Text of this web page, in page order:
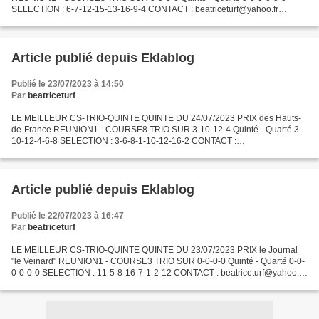
SELECTION : 6-7-12-15-13-16-9-4 CONTACT : beatriceturf@yahoo.fr
whatsapp...
Article publié depuis Eklablog
Publié le 23/07/2023 à 14:50
Par beatriceturf
LE MEILLEUR CS-TRIO-QUINTE QUINTE DU 24/07/2023 PRIX des Hauts-
de-France REUNION1 - COURSE8 TRIO SUR 3-10-12-4 Quinté - Quarté 3-
10-12-4-6-8 SELECTION : 3-6-8-1-10-12-16-2 CONTACT :
CORRESPONDANT AFRIQUE...
Article publié depuis Eklablog
Publié le 22/07/2023 à 16:47
Par beatriceturf
LE MEILLEUR CS-TRIO-QUINTE QUINTE DU 23/07/2023 PRIX le Journal
"le Veinard" REUNION1 - COURSE3 TRIO SUR 0-0-0-0 Quinté - Quarté 0-0-
0-0-0-0 SELECTION : 11-5-8-16-7-1-2-12 CONTACT : beatriceturf@yahoo.fr